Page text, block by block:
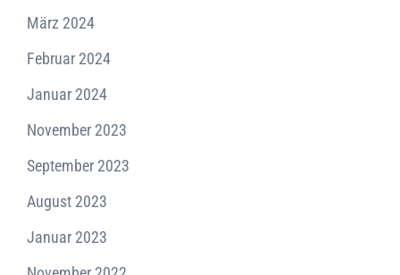
März 2024
Februar 2024
Januar 2024
November 2023
September 2023
August 2023
Januar 2023